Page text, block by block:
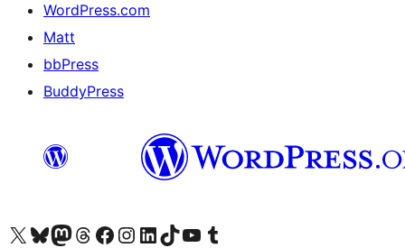
WordPress.com
Matt
bbPress
BuddyPress
Visit our X (formerly Twitter) account
Visit our Bluesky account
Επισκεφθείτε τον λογαριασμό μας στο Mastodon
Visit our Threads account
Επισκεφτείτε τη σελίδα μας στο Facebook
Επισκεφθείτε τον λογαριασμό μας Instagram
Επισκεφθείτε τον λογαριασμό μας LinkedIn
Visit our TikTok account
Visit our YouTube channel
Visit our Tumblr account